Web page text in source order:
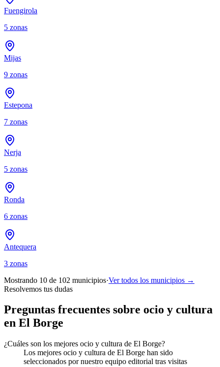
Fuengirola
5 zonas
Mijas
9 zonas
Estepona
7 zonas
Nerja
5 zonas
Ronda
6 zonas
Antequera
3 zonas
Mostrando 10 de 102 municipios·Ver todos los municipios →
Resolvemos tus dudas
Preguntas frecuentes sobre ocio y cultura
en El Borge
¿Cuáles son los mejores ocio y cultura de El Borge?
Los mejores ocio y cultura de El Borge han sido
seleccionados por nuestro equipo editorial tras visitas